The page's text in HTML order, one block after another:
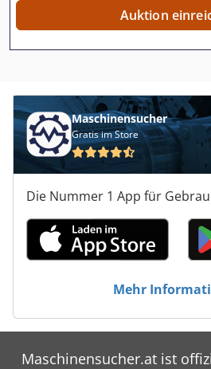
Auktion
Maschinensucher
Gratis im Store
Die Nummer 1 App für
Mehr
Maschinensucher.at ist